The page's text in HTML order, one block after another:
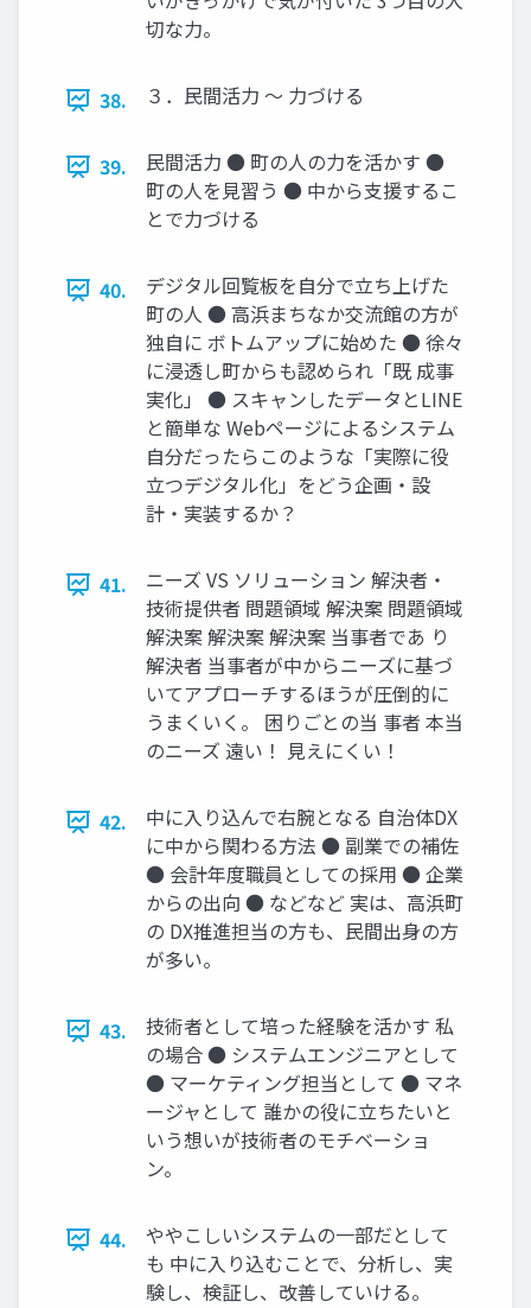
切な力。
38. ３．民間活力 ～ 力づける
39.
民間活力 ● 町の人の力を活かす ●
町の人を見習う ● 中から支援するこ
とで力づける
40.
デジタル回覧板を自分で立ち上げた
町の人 ● 高浜まちなか交流館の方が
独自に ボトムアップに始めた ● 徐々
に浸透し町からも認められ「既 成事
実化」 ● スキャンしたデータとLINE
と簡単な Webページによるシステム
自分だったらこのような「実際に役
立つデジタル化」をどう企画・設
計・実装するか？
41.
ニーズ VS ソリューション 解決者・
技術提供者 問題領域 解決案 問題領域
解決案 解決案 解決案 当事者であ り
解決者 当事者が中からニーズに基づ
いてアプローチするほうが圧倒的に
うまくいく。 困りごとの当 事者 本当
のニーズ 遠い！ 見えにくい！
42.
中に入り込んで右腕となる 自治体DX
に中から関わる方法 ● 副業での補佐
● 会計年度職員としての採用 ● 企業
からの出向 ● などなど 実は、高浜町
の DX推進担当の方も、民間出身の方
が多い。
43.
技術者として培った経験を活かす 私
の場合 ● システムエンジニアとして
● マーケティング担当として ● マネ
ージャとして 誰かの役に立ちたいと
いう想いが技術者のモチベーショ
ン。
44.
ややこしいシステムの一部だとして
も 中に入り込むことで、分析し、実
験し、検証し、改善していける。